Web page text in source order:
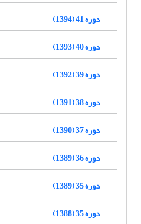
دوره 41 (1394)
دوره 40 (1393)
دوره 39 (1392)
دوره 38 (1391)
دوره 37 (1390)
دوره 36 (1389)
دوره 35 (1389)
دوره 35 (1388)